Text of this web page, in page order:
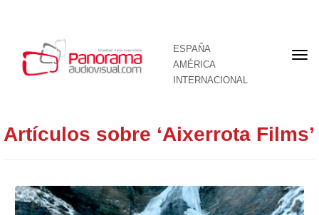
ESPAÑA
AMÉRICA
INTERNACIONAL
Artículos sobre ‘Aixerrota Films’